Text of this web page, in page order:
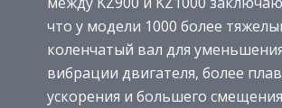
что у модели 1000 более
коленчатый вал для
вибрации двигателя, более
ускорения и большего